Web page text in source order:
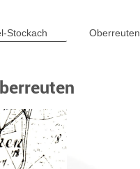
Stockach Oberreuten